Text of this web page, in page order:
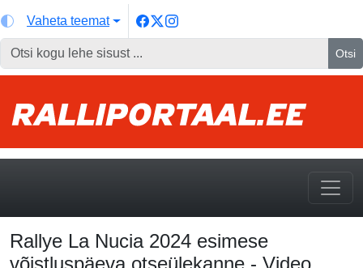
Vaheta teemat
Otsi
Rallye La Nucia 2024 esimese
võistluspäeva otseülekanne - Video